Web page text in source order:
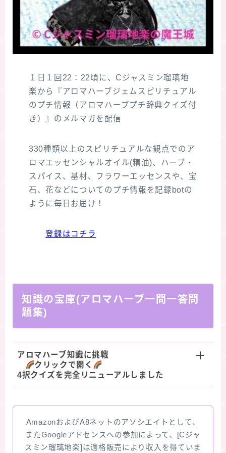
１日１回22：22頃に、Cジャスミン瑠璃地
楽から『アロマハーブジェムスピリチュアル
のプチ情報（アロマハーブプチ辞典クイズ付
き）』のメルマガを配信
330種類以上のスピリチュアルな観点でのア
ロマエッセンシャルオイル(精油)、ハーブ・
スパイス、基材、フラワーエッセンスや、宝
石、花などについてのプチ情報を記録botの
ように毎日お届け！
登録はコチラ
知識の宝庫(アロマハーブ一問一答問
題集)
アロマハーブ知識に挑戦
クリックで開く
4択クイズを完全リニューアルしました
AmazonおよびA8ネットのアソシエイトとして、
またGoogleアドセンスへの参加によって、[Cジャ
スミン瑠璃地楽]は適格販売により収入を得ていま